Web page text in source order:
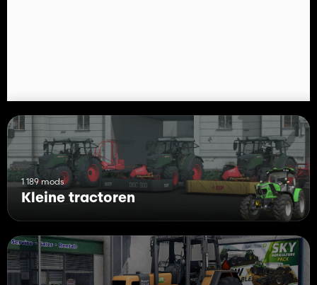
1 189 mods
Kleine tractoren